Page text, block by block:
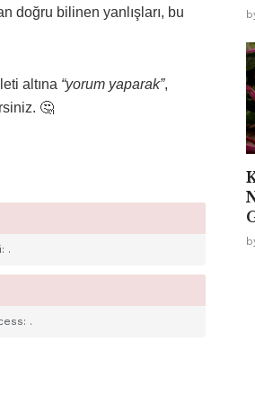
doğru bilinen yanlışları, bu
altına “yorum yaparak”,
🤔
.
.